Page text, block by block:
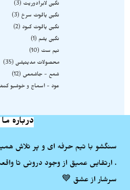
نگین لابرادوریت
3
نگین یاقوت سرخ
3
نگین یاقوت کبود
2
نگین یشم
1
نیم ست
10
محصولات مدیتیشن 35
شمع - جاشمعی
12
عود - اسماج و خوشبو
درباره
سنگشو با تیم حرفه ای و پر تلاش
. ارتقایی عمیق از وجود درونی تا
سرشار از عشق 💙